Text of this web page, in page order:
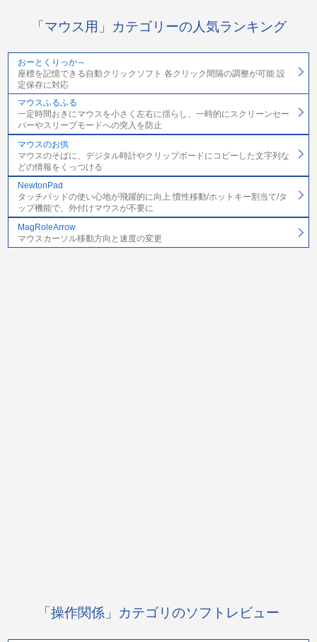
「マウス用」カテゴリーの人気ランキング
おーとくりっか～
座標を記憶できる自動クリックソフト 各クリック間隔の調整が可能 設
定保存に対応
マウスふるふる
一定時間おきにマウスを小さく左右に揺らし、一時的にスクリーンセー
バーやスリープモードへの突入を防止
マウスのお供
マウスのそばに、デジタル時計やクリップボードにコピーした文字列な
どの情報をくっつける
NewtonPad
タッチパッドの使い心地が飛躍的に向上 慣性移動/ホットキー割当て/タ
ップ機能で、外付けマウスが不要に
MagRoleArrow
マウスカーソル移動方向と速度の変更
「操作関係」カテゴリのソフトレビュー